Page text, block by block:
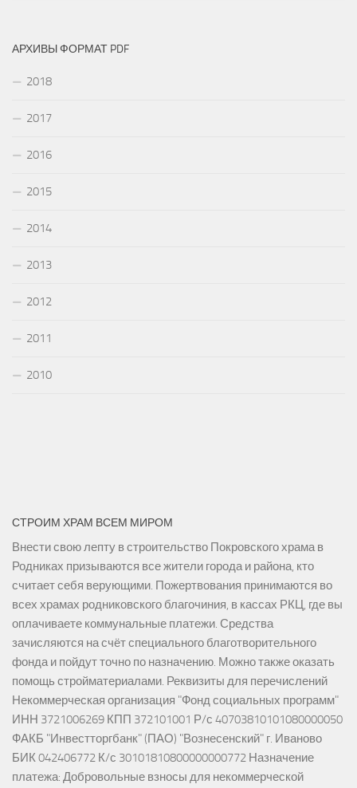
АРХИВЫ ФОРМАТ PDF
2018
2017
2016
2015
2014
2013
2012
2011
2010
СТРОИМ ХРАМ ВСЕМ МИРОМ
Внести свою лепту в строительство Покровского храма в
Родниках призываются все жители города и района, кто
считает себя верующими. Пожертвования принимаются во
всех храмах родниковского благочиния, в кассах РКЦ, где вы
оплачиваете коммунальные платежи. Средства
зачисляются на счёт специального благотворительного
фонда и пойдут точно по назначению. Можно также оказать
помощь стройматериалами. Реквизиты для перечислений
Некоммерческая организация "Фонд социальных программ"
ИНН 3721006269 КПП 372101001 Р/с 40703810101080000050
ФАКБ "Инвестторгбанк" (ПАО) "Вознесенский" г. Иваново
БИК 042406772 К/с 30101810800000000772 Назначение
платежа: Добровольные взносы для некоммерческой